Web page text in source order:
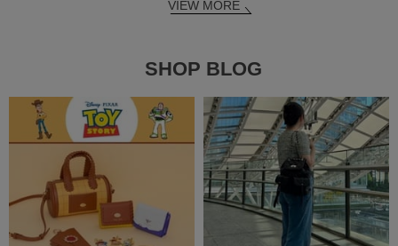
VIEW MORE
SHOP BLOG